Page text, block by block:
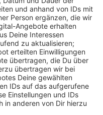
neun Personen wurde
waren acht
Variante betroffen.
und wurde
auf die britische
Kontaktpersonen
ist das
hart. Manche
Angst sich zu